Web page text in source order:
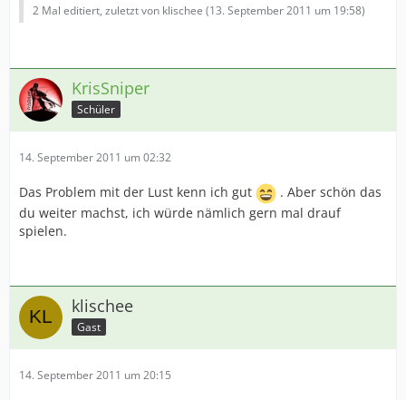
2 Mal editiert, zuletzt von klischee (13. September 2011 um 19:58)
KrisSniper
Schüler
14. September 2011 um 02:32
Das Problem mit der Lust kenn ich gut
. Aber schön das
du weiter machst, ich würde nämlich gern mal drauf
spielen.
klischee
Gast
14. September 2011 um 20:15